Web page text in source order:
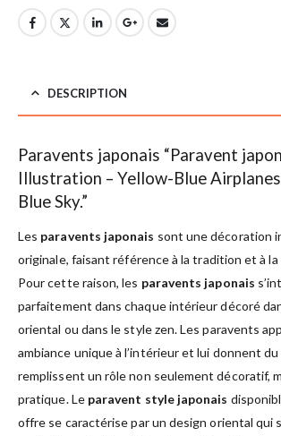
DESCRIPTION
Paravents japonais “Paravent
Illustration – Yellow-Blue
Blue Sky.”
Les paravents japonais sont une décoration
originale, faisant référence à la tradition et à
Pour cette raison, les paravents japonais
parfaitement dans chaque intérieur décoré
oriental ou dans le style zen. Les paravents
ambiance unique à l’intérieur et lui donnent
remplissent un rôle non seulement décoratif,
pratique. Le paravent style japonais
offre se caractérise par un design oriental qui